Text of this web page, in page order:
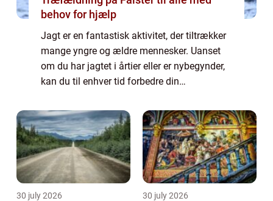
behov for hjælp
Jagt er en fantastisk aktivitet, der tiltrækker
mange yngre og ældre mennesker. Uanset
om du har jagtet i årtier eller er nybegynder,
kan du til enhver tid forbedre din
udstyr. Hørev...
30 july 2026 30 july 2026